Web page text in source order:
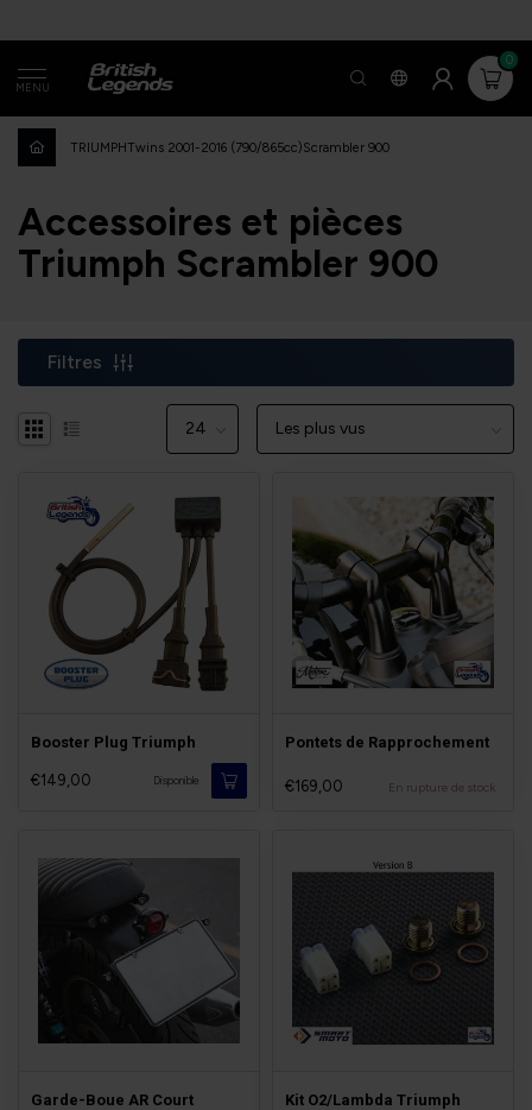
MENU
0
TRIUMPHTwins 2001-2016 (790/865cc)Scrambler 900
Accessoires et pièces
Triumph Scrambler 900
Filtres
Booster Plug Triumph
€149,00 Disponible
Pontets de Rapprochement
€169,00 En rupture de stock
Garde-Boue AR Court Kit O2/Lambda Triumph